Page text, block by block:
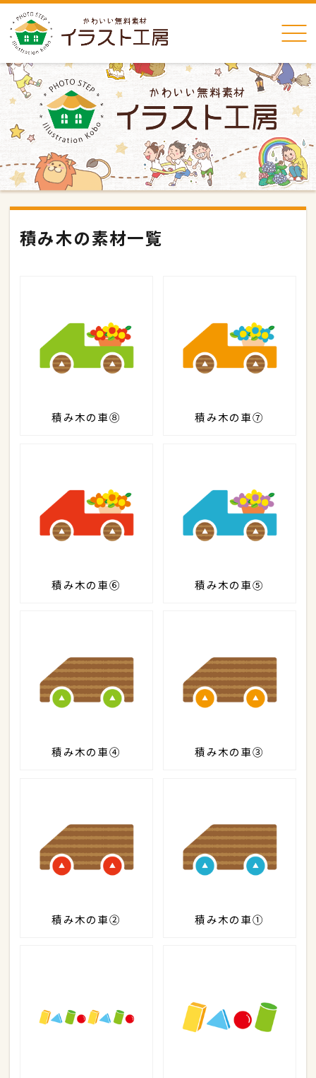
積み木の素材一覧
積み木の車⑧ 積み木の車⑦
積み木の車⑥ 積み木の車⑤
積み木の車④ 積み木の車③
積み木の車② 積み木の車①